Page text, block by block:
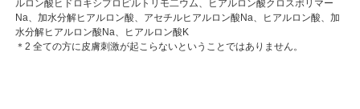
ルロン酸ヒドロキシプロピルトリモ二ウム、ヒアルロン酸クロスポリマー
Na、加水分解ヒアルロン酸、アセチルヒアルロン酸Na、ヒアルロン酸、加
水分解ヒアルロン酸Na、ヒアルロン酸K
＊2 全ての方に皮膚刺激が起こらないということではありません。